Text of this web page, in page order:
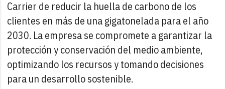
Carrier de reducir la huella de carbono de los
clientes en más de una gigatonelada para el año
2030. La empresa se compromete a garantizar la
protección y conservación del medio ambiente,
optimizando los recursos y tomando decisiones
para un desarrollo sostenible.